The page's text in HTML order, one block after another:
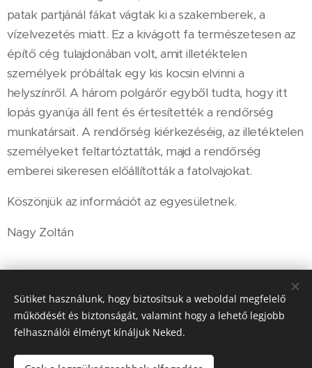
patak partjánál fákat vágtak ki a szakemberek, a
vízelvezetés miatt. Ez a kivágott fa természetesen az
építő cég tulajdonában volt, amit illetéktelen
személyek próbáltak egy kis kocsin elvinni a
helyszínről. A három polgárőr egyből tudta, hogy itt
lopás gyanúja áll fent és értesítették a rendőrség
munkatársait. A rendőrség kiérkezéséig, az illetéktelen
személyeket feltartóztatták, majd a rendőrség
emberei sikeresen előállították a fatolvajokat.
Köszönjük az információt az egyesületnek.
Nagy Zoltán
Sütiket használunk, hogy biztosítsuk a weboldal megfelelő
működését és biztonságát, valamint hogy a lehető legjobb
felhasználói élményt kínáljuk Neked.